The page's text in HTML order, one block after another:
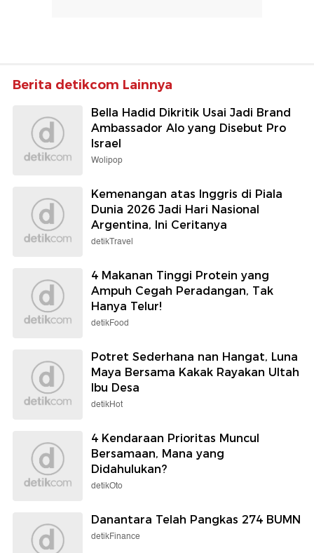
Berita detikcom Lainnya
Bella Hadid Dikritik Usai Jadi Brand
Ambassador Alo yang Disebut Pro
Israel
Wolipop
Kemenangan atas Inggris di Piala
Dunia 2026 Jadi Hari Nasional
Argentina, Ini Ceritanya
detikTravel
4 Makanan Tinggi Protein yang
Ampuh Cegah Peradangan, Tak
Hanya Telur!
detikFood
Potret Sederhana nan Hangat, Luna
Maya Bersama Kakak Rayakan Ultah
Ibu Desa
detikHot
4 Kendaraan Prioritas Muncul
Bersamaan, Mana yang
Didahulukan?
detikOto
Danantara Telah Pangkas 274 BUMN
detikFinance